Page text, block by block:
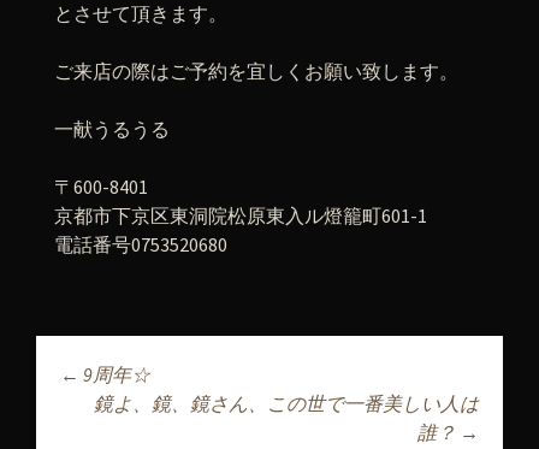
とさせて頂きます。
ご来店の際はご予約を宜しくお願い致します。
一献うるうる
〒600-8401
京都市下京区東洞院松原東入ル燈籠町601-1
電話番号0753520680
投稿ナビゲーショ
← 9周年☆
鏡よ、鏡、鏡さん、この世で一番美しい人は
誰？ →